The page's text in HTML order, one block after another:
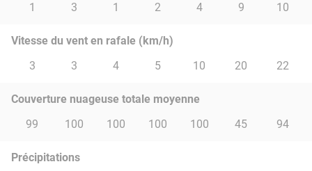
1
3 1 2 4 9 10
Vitesse du vent en rafale (km/h)
3
3 4 5 10 20 22
Couverture nuageuse totale moyenne
99
100 100 100 100 45 94
Précipitations